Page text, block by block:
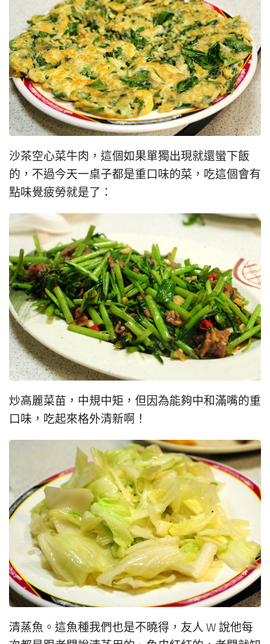
沙茶空心菜牛肉，這個如果單獨出現就還蠻下飯
的，不過今天一桌子都是重口味的菜，吃這個會有
點味覺疲勞就是了：
炒高麗菜苗，中規中矩，但因為能夠中和滿嘴的重
口味，吃起來格外清新啊！
清蒸魚。這魚種我們也是不曉得，友人 W 說他每